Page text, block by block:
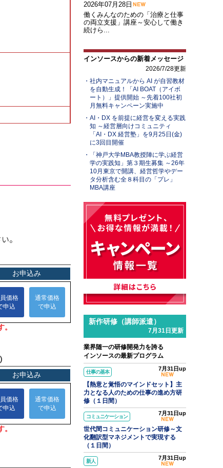
。
2026年07月28日
働くみんなのための「治療と仕事
の両立支援」講座～安心して働き
続けら...
インソースからの新着メッセージ
2026/7/28更新
社内マニュアルから AI が自習教材
を自動生成！「AI BOAT（アイボ
ート）」提供開始 ～先着100社初
月無料キャンペーン実施中
AI・DX を前提に経営を変える実践
知 ～経営層向けコミュニティ
「AI・DX 経営塾」を9月25日(金)
に3回目開催
「神戸大学MBA教授陣に学ぶ経営
学の実践知」第３期生募集 ～26年
10月東京で開講、経営哲学やデー
タ分析含む全８科目の「プレ」
MBA講座
新作研修（講師派遣）
7月31日更新
業界随一の研修開発力を誇る
インソースの最新プログラム
仕事の基本 7月31日up
【熱意と覚悟のマインドセット】主
力となる人のための仕事の進め方研
修（１日間）
コミュニケーション 7月31日up
世代間コミュニケーション研修～文
化翻訳型マネジメントで実現する
（１日間）
新人 7月31日up